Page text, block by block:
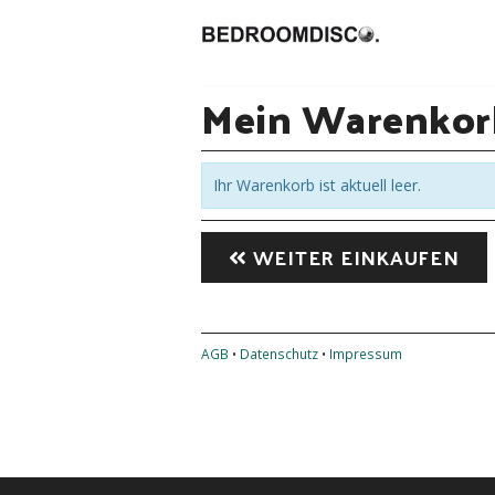
Mein
Ihr Warenkorb ist aktuell leer.
WEITER EINKAUFEN
AGB • Datenschutz • Impressum